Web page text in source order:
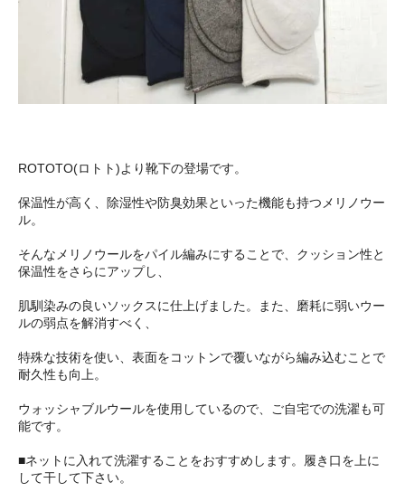
ROTOTO(ロトト)より靴下の登場です。
保温性が高く、除湿性や防臭効果といった機能も持つメリノウー
ル。
そんなメリノウールをパイル編みにすることで、クッション性と
保温性をさらにアップし、
肌馴染みの良いソックスに仕上げました。また、磨耗に弱いウー
ルの弱点を解消すべく、
特殊な技術を使い、表面をコットンで覆いながら編み込むことで
耐久性も向上。
ウォッシャブルウールを使用しているので、ご自宅での洗濯も可
能です。
■ネットに入れて洗濯することをおすすめします。履き口を上に
して干して下さい。